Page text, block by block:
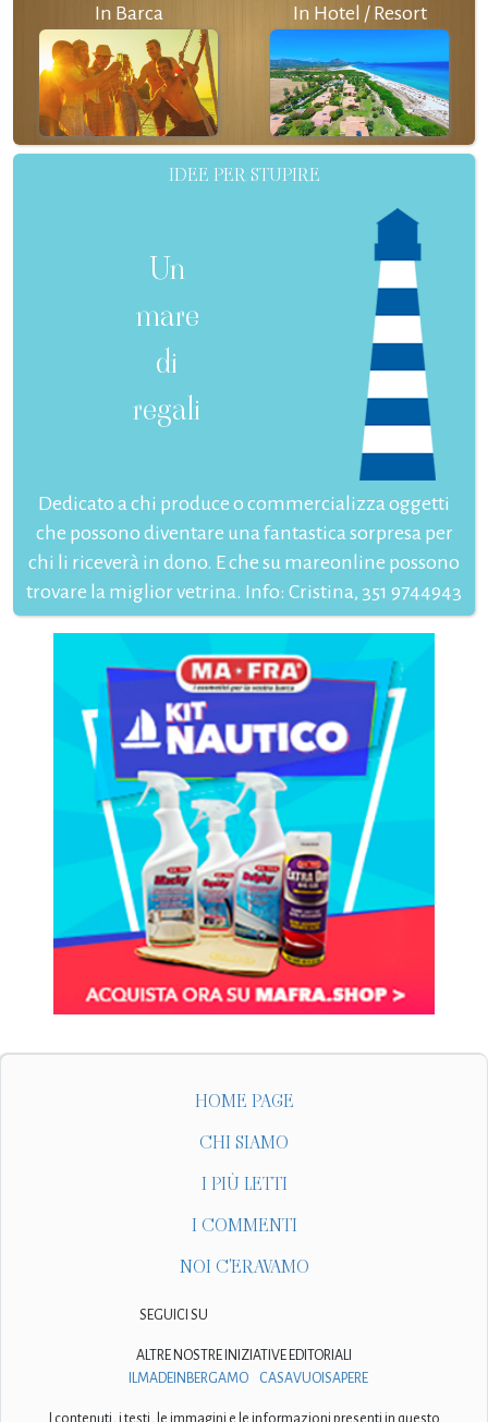
In Barca In Hotel / Resort
IDEE PER STUPIRE
Un
mare
di
regali
Dedicato a chi produce o commercializza oggetti
che possono diventare una fantastica sorpresa per
chi li riceverà in dono. E che su mareonline possono
trovare la miglior vetrina. Info: Cristina, 351 9744943
HOME PAGE
CHI SIAMO
I PIÙ LETTI
I COMMENTI
NOI C'ERAVAMO
SEGUICI SU
ALTRE NOSTRE INIZIATIVE EDITORIALI
ILMADEINBERGAMO
CASAVUOISAPERE
I contenuti, i testi, le immagini e le informazioni presenti in questo